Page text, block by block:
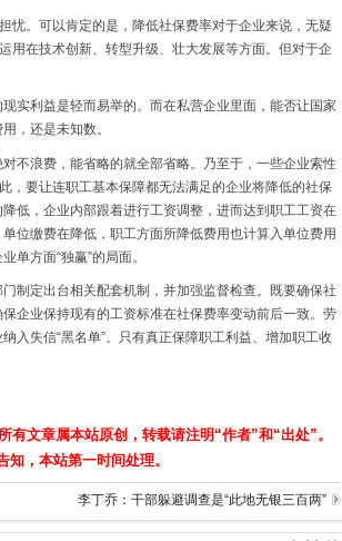
忧。可以肯定的是，降低社保费率对于企业来说，无疑
用在技术创新、转型升级、壮大发展等方面。但对于企
实利益是轻而易举的。而在私营企业里面，能否让国家
，还是未知数。
不浪费，能省略的就全部省略。乃至于，一些企业索性
，要让连职工基本保障都无法满足的企业将降低的社保
低，企业内部跟着进行工资调整，进而达到职工工资在
位缴费在降低，职工方面所降低费用也计算入单位费用
单方面“独赢”的局面。
制定出台相关配套机制，并加强监督检查。既要确保社
企业保持现有的工资标准在社保费率变动前后一致。劳
入失信“黑名单”。只有真正保障职工利益、增加职工收
文章属本站原创，转载请注明“作者”和“出处”。
，本站第一时间处理。
李丁乔：干部躲避调查是“此地无银三百两”